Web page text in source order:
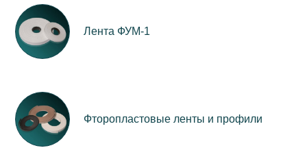
Лента ФУМ-1
Фторопластовые ленты и профили